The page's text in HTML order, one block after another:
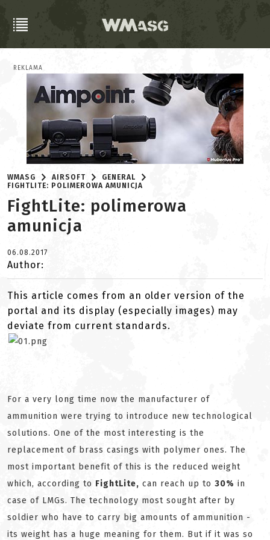
REKLAMA
WMASG AIRSOFT
GENERAL
FIGHTLITE: POLIMEROWA AMUNICJA
FightLite: polimerowa
amunicja
06.08.2017
Author:
This article comes from an older version of the
portal and its display (especially images) may
deviate from current standards.
For a very long time now the manufacturer of
ammunition were trying to introduce new technological
solutions. One of the most interesting is the
replacement of brass casings with polymer ones. The
most important benefit of this is the reduced weight
which, according to FightLite, can reach up to 30% in
case of LMGs. The technology most sought after by
soldier who have to carry big amounts of ammunition -
its weight has a huge meaning for them. But if it was so